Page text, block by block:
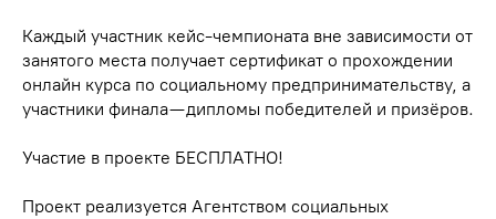
Каждый участник кейс-чемпионата вне зависимости от
занятого места получает сертификат о прохождении
онлайн курса по социальному предпринимательству, а
участники финала — дипломы победителей и призёров.
Участие в проекте БЕСПЛАТНО!
Проект реализуется Агентством социальных